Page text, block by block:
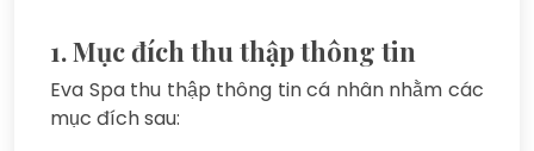
1. Mục đích thu thập thông tin
Eva Spa thu thập thông tin cá nhân nhằm các
mục đích sau: